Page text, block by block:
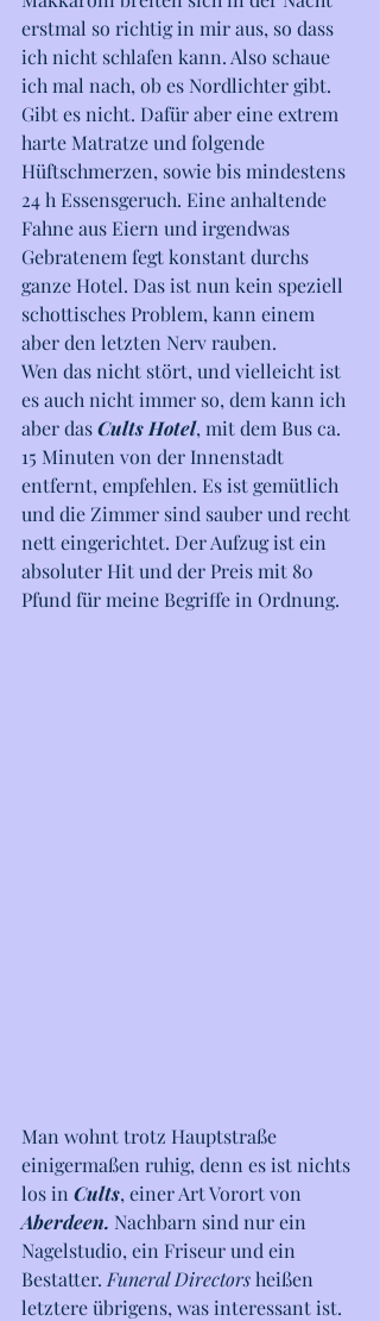
erstmal so richtig in mir aus, so dass
ich nicht schlafen kann. Also schaue
ich mal nach, ob es Nordlichter gibt.
Gibt es nicht. Dafür aber eine extrem
harte Matratze und folgende
Hüftschmerzen, sowie bis mindestens
24 h Essensgeruch. Eine anhaltende
Fahne aus Eiern und irgendwas
Gebratenem fegt konstant durchs
ganze Hotel. Das ist nun kein speziell
schottisches Problem, kann einem
aber den letzten Nerv rauben.
Wen das nicht stört, und vielleicht ist
es auch nicht immer so, dem kann ich
aber das Cults Hotel, mit dem Bus ca.
15 Minuten von der Innenstadt
entfernt, empfehlen. Es ist gemütlich
und die Zimmer sind sauber und recht
nett eingerichtet. Der Aufzug ist ein
absoluter Hit und der Preis mit 80
Pfund für meine Begriffe in Ordnung.
Man wohnt trotz Hauptstraße
einigermaßen ruhig, denn es ist nichts
los in Cults, einer Art Vorort von
Aberdeen. Nachbarn sind nur ein
Nagelstudio, ein Friseur und ein
Bestatter. Funeral Directors heißen
letztere übrigens, was interessant ist.